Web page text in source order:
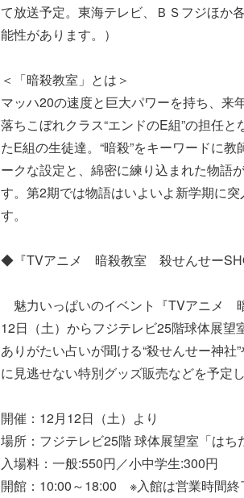
て放送予定。東海テレビ、ＢＳフジほか
能性があります。）
＜「暗殺教室」とは＞
マッハ20の速度と巨大パワーを持ち、来
落ちこぼれクラス“エンドのE組”の担任
たE組の生徒達。“暗殺”をキーワードに
ークな設定と、綿密に練り込まれた物語
す。第2期では物語はいよいよ新学期に
す。
◆『TVアニメ 暗殺教室 殺せんせー
魅力いっぱいのイベント『TVアニメ
12日（土）からフジテレビ25階球体展
ありがたい占いが聞ける“殺せんせー神
に見逃せない特別グッズ販売などを予定し
開催：12月12日（土）より
場所：フジテレビ25階 球体展望室「はち
入場料：一般:550円／小中学生:300円
開館：10:00～18:00 ※入館は営業時間終